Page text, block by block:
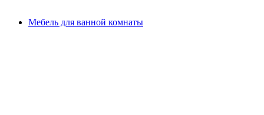
Мебель для ванной комнаты